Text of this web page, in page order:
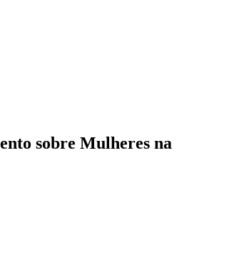
sobre Mulheres na